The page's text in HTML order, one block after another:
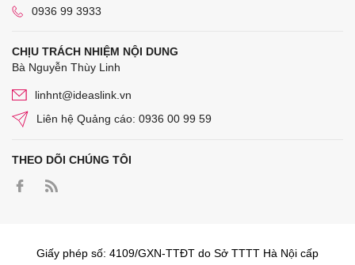
0936 99 3933
CHỊU TRÁCH NHIỆM NỘI DUNG
Bà Nguyễn Thùy Linh
linhnt@ideaslink.vn
Liên hệ Quảng cáo: 0936 00 99 59
THEO DÕI CHÚNG TÔI
Giấy phép số: 4109/GXN-TTĐT do Sở TTTT Hà Nội cấp